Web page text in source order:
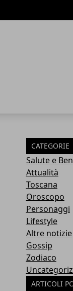
CATEGORIE
Salute e
Attualità
Toscana
Oroscopo
Personaggi
Lifestyle
Altre notizie
Gossip
Zodiaco
ARTICOLI